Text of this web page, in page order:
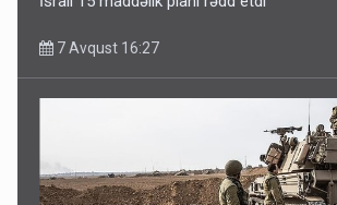
7 Avqust 16:27